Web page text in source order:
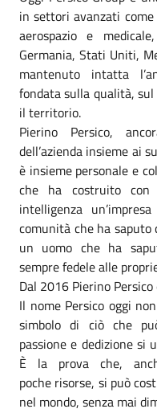
in settori avanzati
aerospazio e
Germania, Stati Uniti,
mantenuto intatta
fondata sulla qualità,
il territorio.
Pierino Persico,
dell’azienda insieme ai
è insieme personale e
che ha costruito
intelligenza
comunità che ha saputo
un uomo che ha
sempre fedele alle
Dal 2016 Pierino
Il nome Persico oggi
simbolo di ciò che
passione e dedizione si
È la prova che,
poche risorse, si può
nel mondo, senza mai